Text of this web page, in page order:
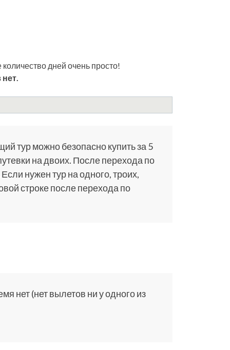
дней очень просто!
тур можно безопасно купить за 5
на двоих. После перехода по
нужен тур на одного, троих,
строке после перехода по
нет (нет вылетов ни у одного из